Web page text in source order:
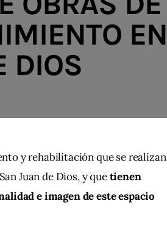
EN
DIOS
y rehabilitación que se realizan
Juan de Dios, y que tienen
e imagen de este espacio